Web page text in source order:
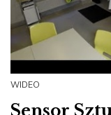
WIDEO
Sensor